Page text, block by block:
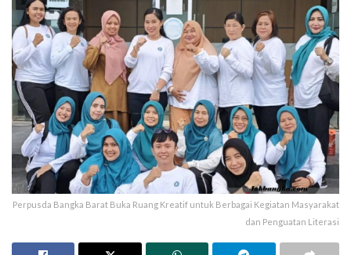
Perpusda Bangka Barat Buka Ruang Kreatif untuk Berbagai Kegiatan Masyarakat
dan Penguatan Literasi